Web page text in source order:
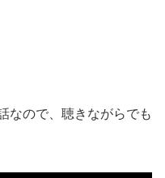
なので、聴きながらでも